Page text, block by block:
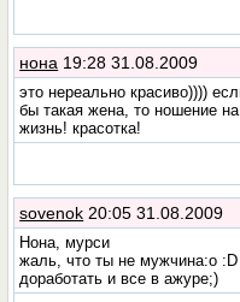
нона 19:28 31.08.2009
это нереально красиво))))
бы такая жена, то ношение
жизнь! красотка!
sovenok 20:05 31.08.2009
Нона, мурси
жаль, что ты не мужчина:o :D
доработать и все в ажуре;)